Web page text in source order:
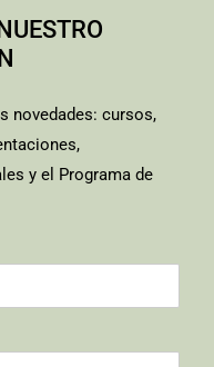
novedades: cursos,
y el Programa de